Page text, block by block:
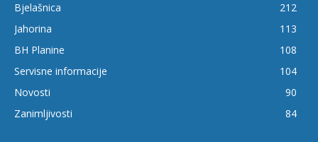
Bjelašnica
212
Jahorina
113
BH Planine
108
Servisne informacije
104
Novosti
90
Zanimljivosti
84